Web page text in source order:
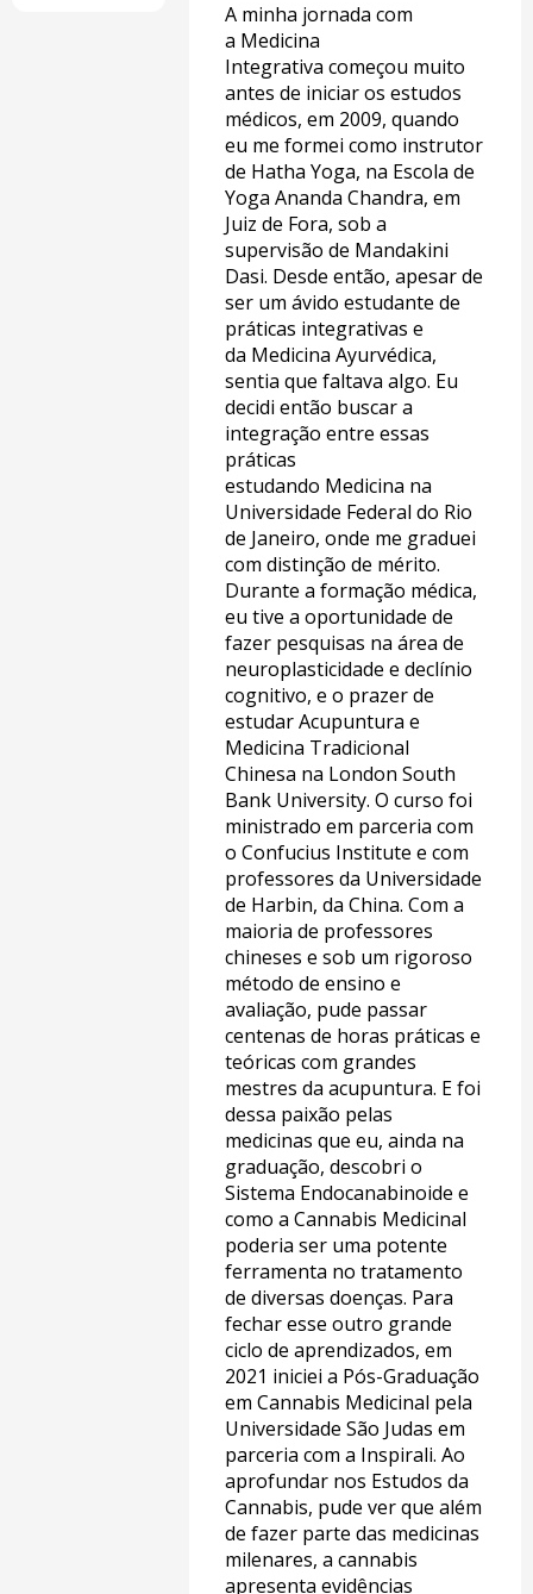
A minha jornada com
a Medicina
Integrativa começou muito
antes de iniciar os estudos
médicos, em 2009, quando
eu me formei como instrutor
de Hatha Yoga, na Escola de
Yoga Ananda Chandra, em
Juiz de Fora, sob a
supervisão de Mandakini
Dasi. Desde então, apesar de
ser um ávido estudante de
práticas integrativas e
da Medicina Ayurvédica,
sentia que faltava algo. Eu
decidi então buscar a
integração entre essas
práticas
estudando Medicina na
Universidade Federal do Rio
de Janeiro, onde me graduei
com distinção de mérito.
Durante a formação médica,
eu tive a oportunidade de
fazer pesquisas na área de
neuroplasticidade e declínio
cognitivo, e o prazer de
estudar Acupuntura e
Medicina Tradicional
Chinesa na London South
Bank University. O curso foi
ministrado em parceria com
o Confucius Institute e com
professores da Universidade
de Harbin, da China. Com a
maioria de professores
chineses e sob um rigoroso
método de ensino e
avaliação, pude passar
centenas de horas práticas e
teóricas com grandes
mestres da acupuntura. E foi
dessa paixão pelas
medicinas que eu, ainda na
graduação, descobri o
Sistema Endocanabinoide e
como a Cannabis Medicinal
poderia ser uma potente
ferramenta no tratamento
de diversas doenças. Para
fechar esse outro grande
ciclo de aprendizados, em
2021 iniciei a Pós-Graduação
em Cannabis Medicinal pela
Universidade São Judas em
parceria com a Inspirali. Ao
aprofundar nos Estudos da
Cannabis, pude ver que além
de fazer parte das medicinas
milenares, a cannabis
apresenta evidências